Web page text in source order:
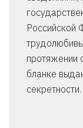
Российской
протяжении
бланке
секретности.